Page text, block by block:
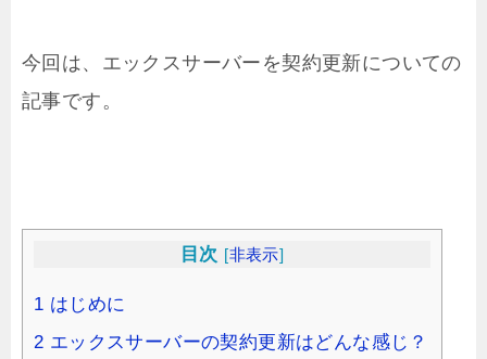
今回は、エックスサーバーを契約更新についての
記事です。
目次 [非表示]
1 はじめに
2 エックスサーバーの契約更新はどんな感じ？